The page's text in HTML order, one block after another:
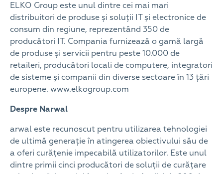
ELKO Group este unul dintre cei mai mari
distribuitori de produse și soluții IT și electronice de
consum din regiune, reprezentând 350 de
producători IT. Compania furnizează o gamă largă
de produse și servicii pentru peste 10.000 de
retaileri, producători locali de computere, integratori
de sisteme și companii din diverse sectoare în 13 țări
europene. www.elkogroup.com
Despre Narwal
arwal este recunoscut pentru utilizarea tehnologiei
de ultimă generație în atingerea obiectivului său de
a oferi curățenie impecabilă utilizatorilor. Este unul
dintre primii cinci producători de soluții de curățare